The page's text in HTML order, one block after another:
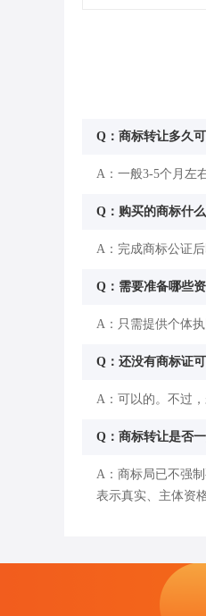
Q：商标转让多久
A：一般3-5个月左
Q：购买的商标什
A：完成商标公证
Q：需要准备哪些
A：只需提供个体
Q：还没有商标证
A：可以的。不过
Q：商标转让是否
A：商标局已不强
表示真实、主体资